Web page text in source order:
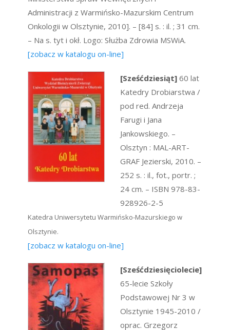
Administracji z Warmińsko-Mazurskim Centrum
Onkologii w Olsztynie, 2010]. – [84] s. : il. ; 31 cm.
– Na s. tyt i okł. Logo: Służba Zdrowia MSWiA.
[zobacz w katalogu on-line]
[Sześćdziesiąt] 60 lat
Katedry Drobiarstwa /
pod red. Andrzeja
Farugi i Jana
Jankowskiego. –
Olsztyn : MAL-ART-
GRAF Jezierski, 2010. –
252 s. : il., fot., portr. ;
24 cm. – ISBN 978-83-
928926-2-5
Katedra Uniwersytetu Warmińsko-Mazurskiego w
Olsztynie.
[zobacz w katalogu on-line]
[Sześćdziesięciolecie]
65-lecie Szkoły
Podstawowej Nr 3 w
Olsztynie 1945-2010 /
oprac. Grzegorz